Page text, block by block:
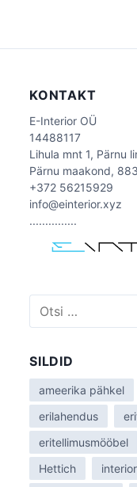
KONTAKT
E-Interior OÜ
14488117
Lihula mnt 1, Pärnu
Pärnu maakond,
+372 56215929
info@einterior.xyz
...............
:SILDID
ameerika pähkel
erilahendus
eritellimusmööbel
Hettich